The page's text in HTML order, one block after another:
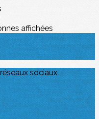
affichées
sociaux